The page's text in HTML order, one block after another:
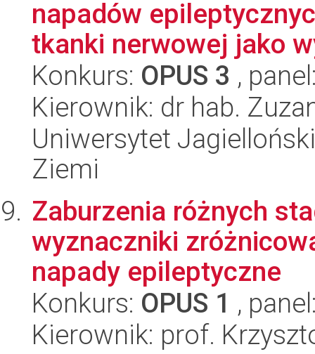
napadów
tkanki nerwowej jako
Konkurs: OPUS 3 ,
Kierownik: dr hab.
Uniwersytet
Ziemi
Zaburzenia różnych
wyznaczniki
napady epileptyczne
Konkurs: OPUS 1 ,
Kierownik: prof.